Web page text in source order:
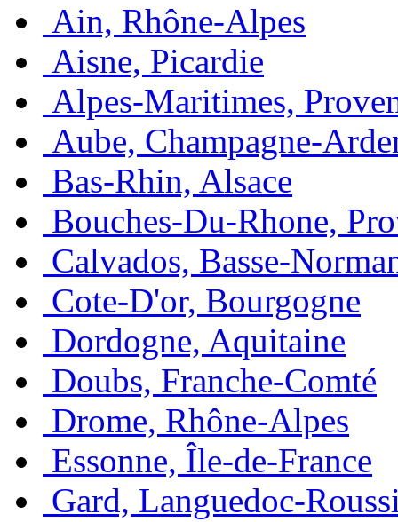
Ain, Rhône-Alpes
Aisne, Picardie
Alpes-Maritimes,
Aube, Champagne-
Bas-Rhin, Alsace
Bouches-Du-Rhone,
Calvados, Basse-
Cote-D'or, Bourgogne
Dordogne, Aquitaine
Doubs, Franche-Comté
Drome, Rhône-Alpes
Essonne, Île-de-France
Gard, Languedoc-